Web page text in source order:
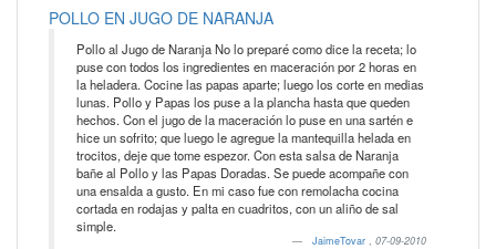
POLLO EN JUGO DE NARANJA
Pollo al Jugo de Naranja No lo preparé como dice la receta; lo
puse con todos los ingredientes en maceración por 2 horas en
la heladera. Cocine las papas aparte; luego los corte en medias
lunas. Pollo y Papas los puse a la plancha hasta que queden
hechos. Con el jugo de la maceración lo puse en una sartén e
hice un sofrito; que luego le agregue la mantequilla helada en
trocitos, deje que tome espezor. Con esta salsa de Naranja
bañe al Pollo y las Papas Doradas. Se puede acompañe con
una ensalda a gusto. En mi caso fue con remolacha cocina
cortada en rodajas y palta en cuadritos, con un aliño de sal
simple.
JaimeTovar , 07-09-2010